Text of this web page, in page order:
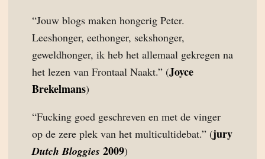
“Jouw blogs maken hongerig Peter.
Leeshonger, eethonger, sekshonger,
geweldhonger, ik heb het allemaal gekregen na
het lezen van Frontaal Naakt.” (Joyce
Brekelmans)
“Fucking goed geschreven en met de vinger
op de zere plek van het multicultidebat.” (jury
Dutch Bloggies 2009)